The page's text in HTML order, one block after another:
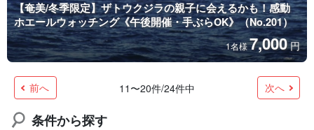
【奄美/冬季限定】ザトウクジラの親子に会えるかも！感動
ホエールウォッチング《午後開催・手ぶらOK》（No.201）
1名様7,000 円
前へ 11〜20件/24件中 次へ
条件から探す